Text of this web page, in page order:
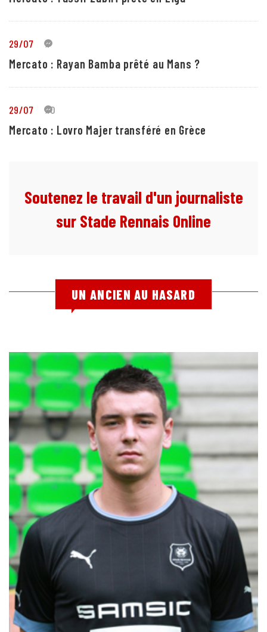
29/07 1
Mercato : Rayan Bamba prêté au Mans ?
29/07 10
Mercato : Lovro Majer transféré en Grèce
Soutenez le travail d'un journaliste
sur Stade Rennais Online
UN ANCIEN AU HASARD